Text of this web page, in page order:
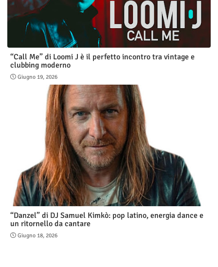
“Call Me” di Loomi J è il perfetto incontro tra vintage e
clubbing moderno
Giugno 19, 2026
“Danzel” di DJ Samuel Kimkò: pop latino, energia dance e
un ritornello da cantare
Giugno 18, 2026